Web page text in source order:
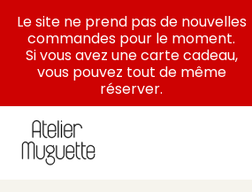
contenu
Le site ne prend pas de nouvelles
commandes pour le moment.
Si vous avez une carte cadeau,
vous pouvez tout de même
réserver.